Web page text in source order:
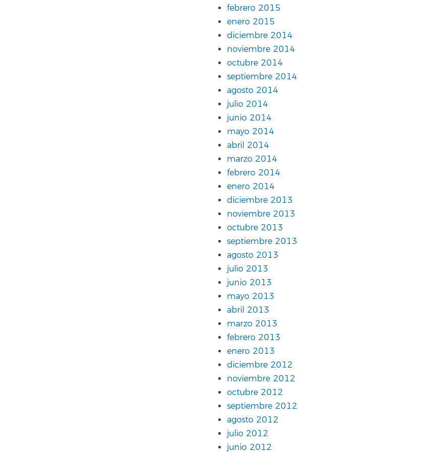
febrero 2015
enero 2015
diciembre 2014
noviembre 2014
octubre 2014
septiembre 2014
agosto 2014
julio 2014
junio 2014
mayo 2014
abril 2014
marzo 2014
febrero 2014
enero 2014
diciembre 2013
noviembre 2013
octubre 2013
septiembre 2013
agosto 2013
julio 2013
junio 2013
mayo 2013
abril 2013
marzo 2013
febrero 2013
enero 2013
diciembre 2012
noviembre 2012
octubre 2012
septiembre 2012
agosto 2012
julio 2012
junio 2012